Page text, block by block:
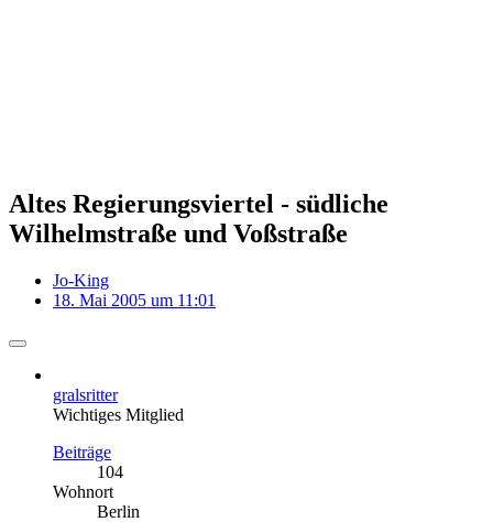
Altes Regierungsviertel - südliche
Wilhelmstraße und Voßstraße
Jo-King
18. Mai 2005 um 11:01
gralsritter
Wichtiges Mitglied
Beiträge
104
Wohnort
Berlin